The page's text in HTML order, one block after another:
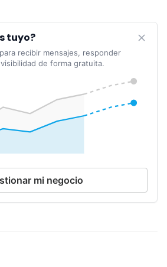
tuyo?
recibir mensajes, responder
de forma gratuita.
mi negocio